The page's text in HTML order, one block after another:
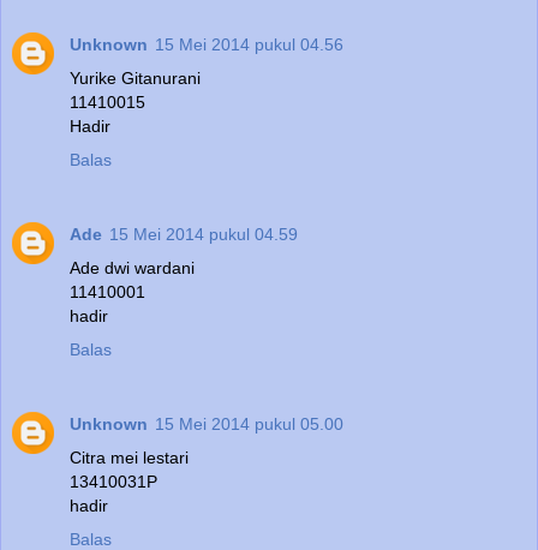
Unknown 15 Mei 2014 pukul 04.56
Yurike Gitanurani
11410015
Hadir
Balas
Ade 15 Mei 2014 pukul 04.59
Ade dwi wardani
11410001
hadir
Balas
Unknown 15 Mei 2014 pukul 05.00
Citra mei lestari
13410031P
hadir
Balas